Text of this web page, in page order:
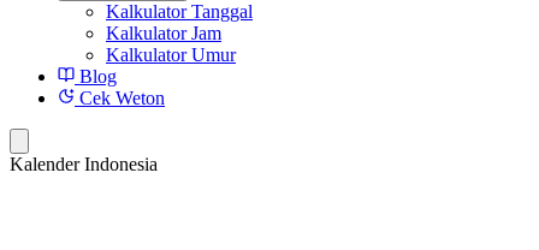
Kalkulator Tanggal
Kalkulator Jam
Kalkulator Umur
Blog
Cek Weton
Kalender Indonesia